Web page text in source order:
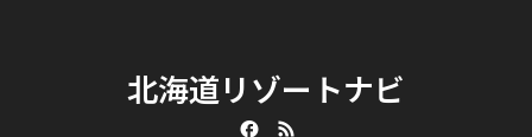
北海道リゾートナビ